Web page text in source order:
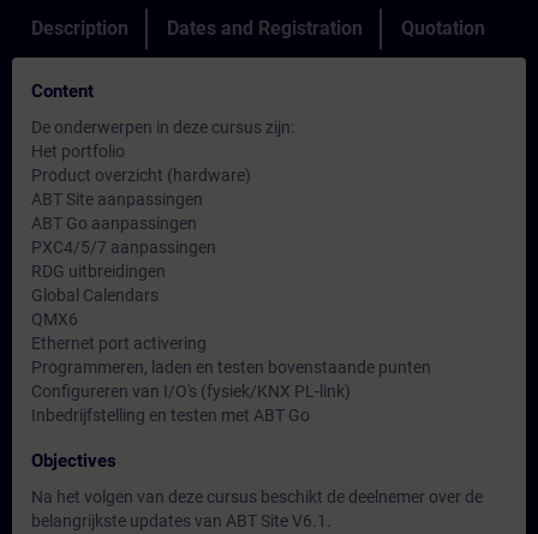
Description Dates and Registration Quotation
Content
De onderwerpen in deze cursus zijn:
Het portfolio
Product overzicht (hardware)
ABT Site aanpassingen
ABT Go aanpassingen
PXC4/5/7 aanpassingen
RDG uitbreidingen
Global Calendars
QMX6
Ethernet port activering
Programmeren, laden en testen bovenstaande punten
Configureren van I/O's (fysiek/KNX PL-link)
Inbedrijfstelling en testen met ABT Go
Objectives
Na het volgen van deze cursus beschikt de deelnemer over de
belangrijkste updates van ABT Site V6.1.